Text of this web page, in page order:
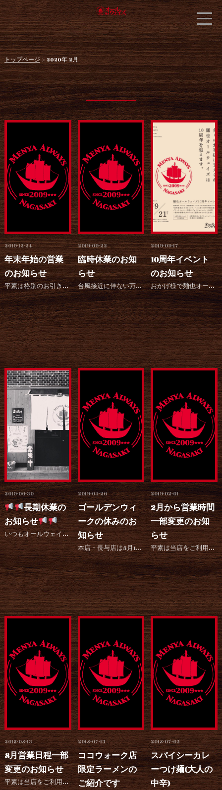
トップページ> 2020年 2月
2019-12-24
年末年始の営業
のお知らせ
平素は格別のお引き立てを賜り、厚く御礼申し上げます。 弊社では、誠に勝手ながら下記の期間を年末年始休業...
2019-09-22
臨時休業のお知
らせ
台風接近に伴ない万屋町本店、長与店、ココウォーク店は16時半で終了とさせていただきます。 また、アミュ...
2019-09-17
10周年イベント
のお知らせ
おかげ様で麺也オールウェイズは9月18日で10周年を迎えます！ チャンポン文化の長崎に美味しいラーメン...
2019-06-30
長期休業の
お知らせ
いつもオールウェイズをご利用いただきありがとうございます。 今年10周年を迎えるにあたり万屋町本店をリ...
2019-04-26
ゴールデンウィ
ークの休みのお
知らせ
本店・長与店は5月1日を休ませていただきます。 アミュプラザ店、ココウォーク店は休まず営業させていただ...
2019-02-01
2月から営業時間
一部変更のお知
らせ
平素は当店をご利用いただき御厚情のほど、心よりお礼申し上げます。 2月1日より本店の営業時間を変更させ...
2018-08-13
8月営業日程一部
変更のお知らせ
平素は当店をご利用いただき御厚情のほど、心よりお礼申し上げます。 さて、今月15日水曜日は通常定休日と...
2018-07-13
ココウォーク店
限定ラーメンの
ご紹介です
2018-07-05
スパイシーカレ
ーつけ麺(大人の
中辛)